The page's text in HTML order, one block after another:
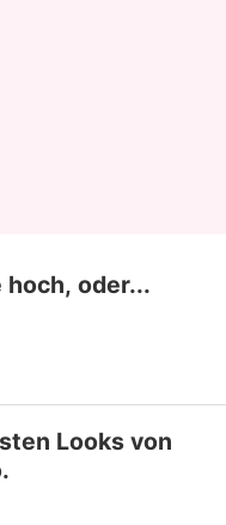
hoch, oder...
Looks von